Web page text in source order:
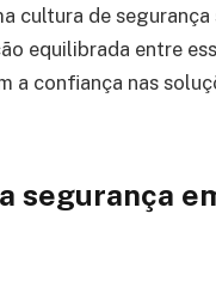
cultura de
equilibrada entre
a confiança nas
segurança